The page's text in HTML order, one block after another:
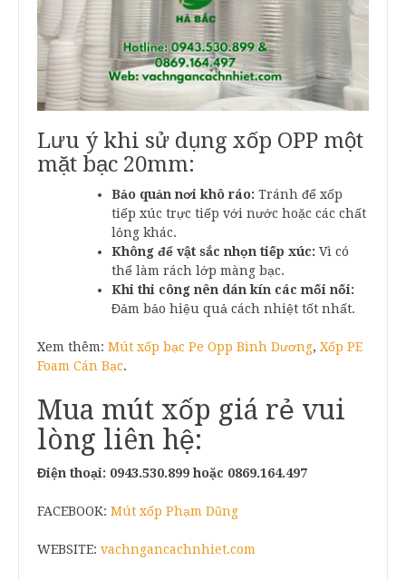
Lưu ý khi sử dụng xốp OPP một
mặt bạc 20mm:
Bảo quản nơi khô ráo: Tránh để xốp
tiếp xúc trực tiếp với nước hoặc các chất
lỏng khác.
Không để vật sắc nhọn tiếp xúc: Vì có
thể làm rách lớp màng bạc.
Khi thi công nên dán kín các mối nối:
Đảm bảo hiệu quả cách nhiệt tốt nhất.
Xem thêm: Mút xốp bạc Pe Opp Bình Dương, Xốp PE
Foam Cán Bạc.
Mua mút xốp giá rẻ vui
lòng liên hệ:
Điện thoại: 0943.530.899 hoặc 0869.164.497
FACEBOOK: Mút xốp Phạm Dũng
WEBSITE: vachngancachnhiet.com